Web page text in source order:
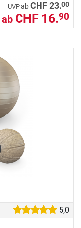
UVP abCHF 23.00
ab CHF 16.90
5,0